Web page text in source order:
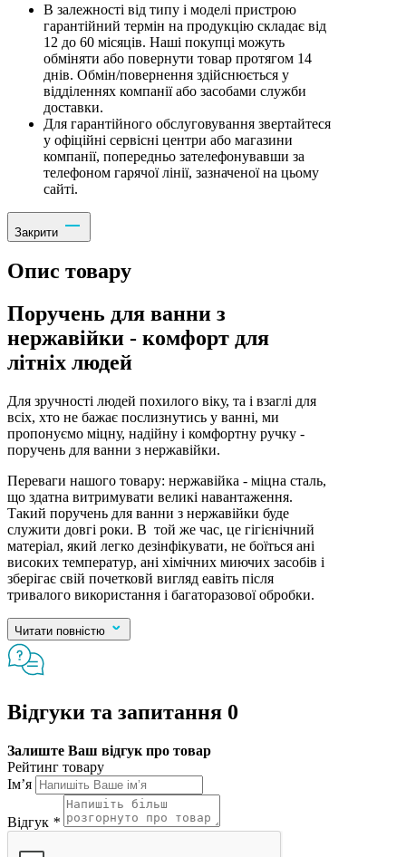
В залежності від типу і моделі пристрою
гарантійний термін на продукцію складає від
12 до 60 місяців. Наші покупці можуть
обміняти або повернути товар протягом 14
днів. Обмін/повернення здійснюється у
відділеннях компанії або засобами служби
доставки.
Для гарантійного обслуговування звертайтеся
у офіційні сервісні центри або магазини
компанії, попередньо зателефонувавши за
телефоном гарячої лінії, зазначеної на цьому
сайті.
Закрити
Опис товару
Поручень для ванни з
нержавійки - комфорт для
літніх людей
Для зручності людей похилого віку, та і взаглі для
всіх, хто не бажає послизнутись у ванні, ми
пропонуємо міцну, надійну і комфортну ручку -
поручень для ванни з нержавійки.
Переваги нашого товару: нержавійка - міцна сталь,
що здатна витримувати великі навантаження.
Такий поручень для ванни з нержавійки буде
служити довгі роки. В той же час, це гігієнічний
матеріал, який легко дезінфікувати, не боїться ані
високих температур, ані хімічних миючих засобів і
зберігає свій почетковй вигляд еавіть після
тривалого використання і багаторазової обробки.
Читати повністю
Відгуки та запитання 0
Залиште Ваш відгук про товар
Рейтинг товару
Ім’я
Відгук *